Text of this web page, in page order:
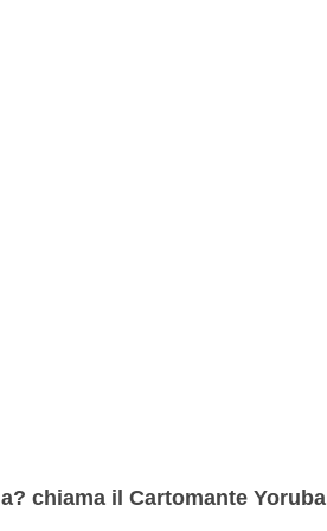
chiama il Cartomante Yoruba